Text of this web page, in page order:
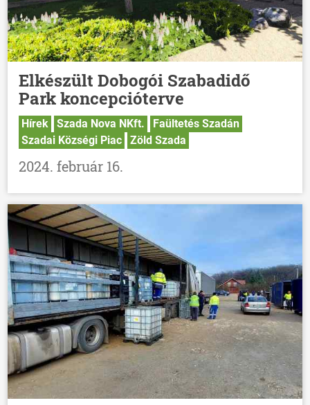
Elkészült Dobogói Szabadidő
Park koncepcióterve
Hírek Szada Nova NKft.
Faültetés Szadán
Szadai Községi Piac
Zöld Szada
2024. február 16.